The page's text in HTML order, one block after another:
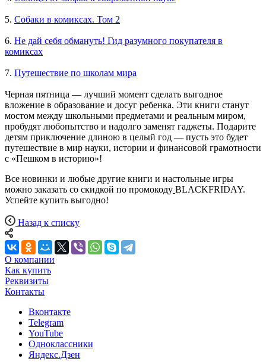
5. Собаки в комиксах. Том 2
6. Не дай себя обмануть! Гид разумного покупателя в
комиксах
7. Путешествие по школам мира
Черная пятница — лучший момент сделать выгодное
вложение в образование и досуг ребенка. Эти книги станут
мостом между школьными предметами и реальным миром,
пробудят любопытство и надолго заменят гаджеты. Подарите
детям приключение длиною в целый год — пусть это будет
путешествие в мир науки, истории и финансовой грамотности
с «Пешком в историю»!
Все новинки и любые другие книги и настольные игры
можно заказать со скидкой по промокоду BLACKFRIDAY.
Успейте купить выгодно!
Назад к списку
О компании
Как купить
Реквизиты
Контакты
Вконтакте
Telegram
YouTube
Одноклассники
Яндекс.Дзен